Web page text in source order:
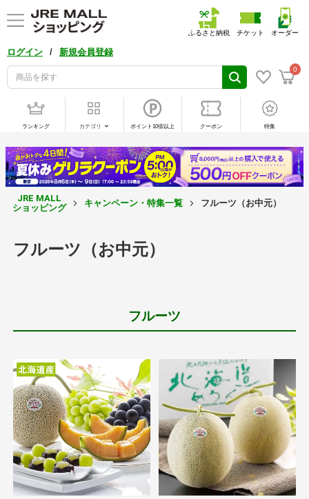
ログイン / 新規会員登録
0
ふるさと納税 チケット オーダー
ランキング カテゴリ ポイント10倍以上 クーポン 特集
JRE MALL
ショッピング
キャンペーン・特集一覧 フルーツ（お中元）
フルーツ（お中元）
フルーツ